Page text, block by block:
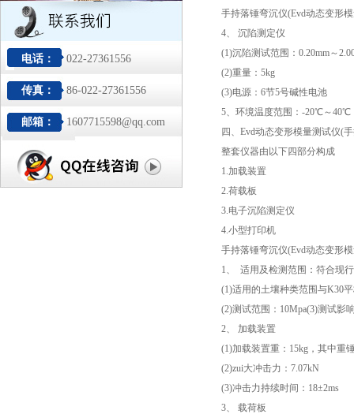
电话： 022-27361556
传真： 86-022-27361556
邮箱： 1607715598@qq.com
手持落锤弯沉仪(Evd动态变形
4、 沉陷测定仪
(1)沉陷测试范围：0.20mm～
(2)重量：5kg
(3)电源：6节5号碱性电池
5、环境温度范围：-20℃～40℃
四、Evd动态变形模量测试仪(
整套仪器由以下四部分构成
1.加载装置
2.荷载板
3.电子沉陷测定仪
4.小型打印机
手持落锤弯沉仪(Evd动态变形
1、 适用及检测范围：符合现
(1)适用的土壤种类范围与K30
(2)测试范围：10Mpa(3)测试影
2、 加载装置
(1)加载装置重：15kg，其中重
(2)zui大冲击力：7.07kN
(3)冲击力持续时间：18±2ms
3、 载荷板